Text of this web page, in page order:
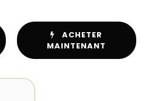
ACHETER
MAINTENANT